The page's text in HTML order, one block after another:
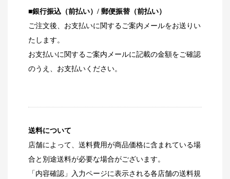
■銀行振込（前払い）/ 郵便振替（前払い）
ご注文後、お支払いに関するご案内メールをお送りい
たします。
お支払いに関するご案内メールに記載の金額をご確認
のうえ、お支払いください。
送料について
店舗によって、送料費用が商品価格に含まれている場
合と別途送料が必要な場合がございます。
「内容確認」入力ページに表示される各店舗の送料規